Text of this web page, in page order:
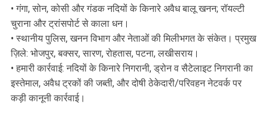
• गंगा, सोन, कोसी और गंडक नदियों के किनारे अवैध बालू खनन; रॉयल्टी
चुराना और ट्रांसपोर्ट से काला धन।
• स्थानीय पुलिस, खनन विभाग और नेताओं की मिलीभगत के संकेत। प्रमुख
ज़िले: भोजपुर, बक्सर, सारण, रोहतास, पटना, लखीसराय।
• हमारी कार्रवाई: नदियों के किनारे निगरानी, ड्रोन व सैटेलाइट निगरानी का
इस्तेमाल, अवैध ट्रकों की जब्ती, और दोषी ठेकेदारी/परिवहन नेटवर्क पर
कड़ी कानूनी कार्रवाई।